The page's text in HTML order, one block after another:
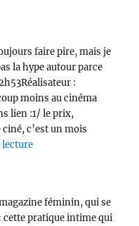
faire pire, mais je
la hype autour parce
:
moins au cinéma
lien :1/ le prix,
c’est un mois
lecturede « L’Odyssée (2026)
féminin, qui se
cette pratique intime qui